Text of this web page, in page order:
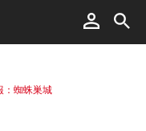
：蜘蛛巣城